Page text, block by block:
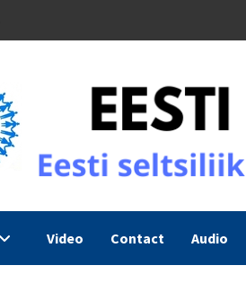
Video Contact Audio